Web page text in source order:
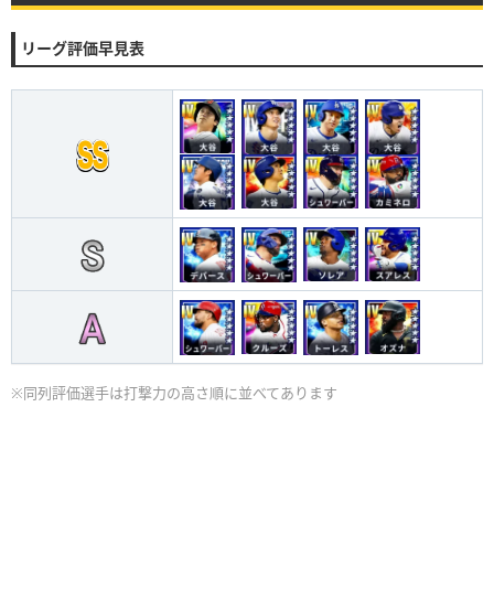
リーグ評価早見表
※同列評価選手は打撃力の高さ順に並べてあります